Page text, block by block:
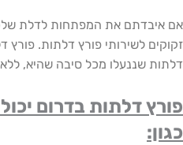
את המפתחות לדלת שלכם,
לשירותי פורץ דלתות. פורץ
שננעלו מכל סיבה שהיא, ללא נזק
דלתות בדרום יכול